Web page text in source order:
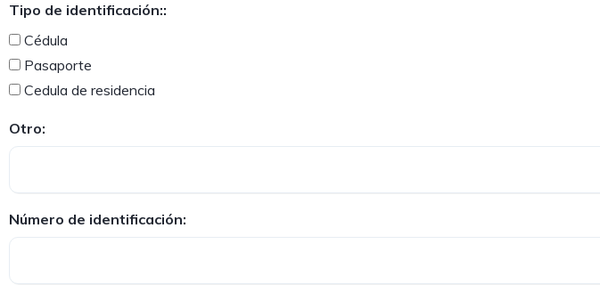
Tipo de identificación::
Cédula
Pasaporte
Cedula de residencia
Otro:
Número de identificación: